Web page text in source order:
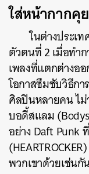
ใส่หน้ากากคุ
ในต่างประเ
ตัวตนที่ 2 เมื่อทำ
เพลงที่แตกต่างอ
โอกาสซึมซับวิธีก
ศิลปินหลายคน ไม่
บอดี้สแลม
อย่างDaft Punk
(HEARTROCKER
พวกเขาด้วยเช่นกั